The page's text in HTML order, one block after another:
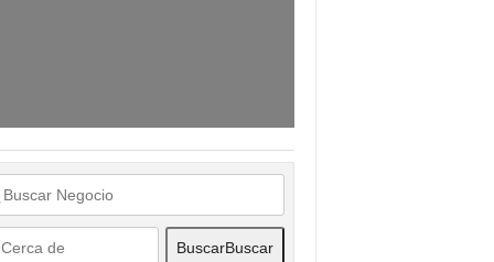
BuscarBuscar